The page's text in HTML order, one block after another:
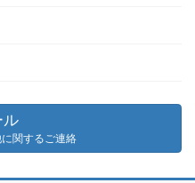
ル
関するご連絡